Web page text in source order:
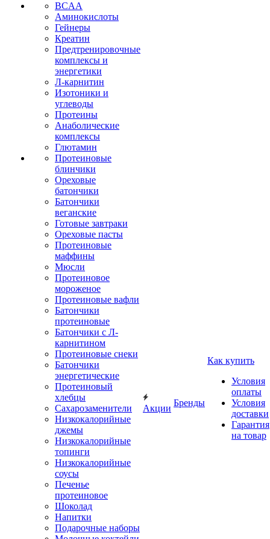
BCAA
Аминокислоты
Гейнеры
Креатин
Предтренировочные
комплексы и
энергетики
Л-карнитин
Изотоники и
углеводы
Протеины
Анаболические
комплексы
Глютамин
Протеиновые
блинчики
Ореховые
батончики
Батончики
веганские
Готовые завтраки
Ореховые пасты
Протеиновые
маффины
Мюсли
Протеиновое
мороженое
Протеиновые вафли
Батончики
протеиновые
Батончики с Л-
карнитином
Протеиновые снеки
Батончики
энергетические
Протеиновый
хлебцы
Сахарозаменители
Низкокалорийные
джемы
Низкокалорийные
топинги
Низкокалорийные
соусы
Печенье
протеиновое
Шоколад
Напитки
Подарочные наборы
Акции
Бренды
Как купить
Условия
оплаты
Условия
доставки
Гарантия
на товар